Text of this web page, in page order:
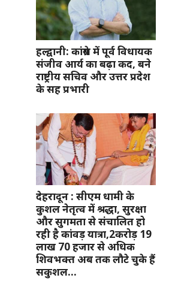
हल्द्वानी: कांग्रेस में पूर्व विधायक
संजीव आर्य का बढ़ा कद, बने
राष्ट्रीय सचिव और उत्तर प्रदेश
के सह प्रभारी
देहरादून : सीएम धामी के
कुशल नेतृत्व में श्रद्धा, सुरक्षा
और सुगमता से संचालित हो
रही है कांवड़ यात्रा,2करोड़ 19
लाख 70 हजार से अधिक
शिवभक्त अब तक लौटे चुके हैं
सकुशल…